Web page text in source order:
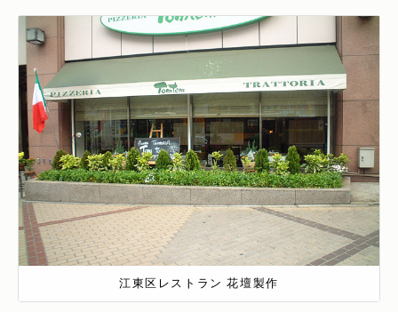
江東区レストラン 花壇製作